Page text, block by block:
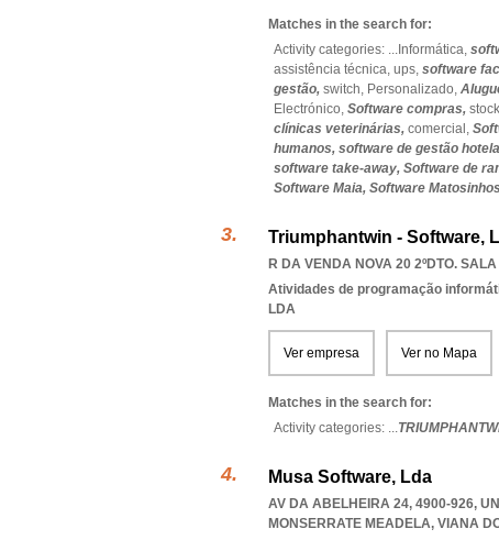
Matches in the search for:
Activity categories: ... Informática,
assistência técnica, ups, software
gestão, switch, Personalizado,
Electrónico, Software compras,
clínicas veterinárias, comercial,
humanos, software de gestão
software take-away, Software de
Software Maia, Software
Triumphantwin - Software,
R DA VENDA NOVA 20 2ºDTO.
Atividades de programação
LDA
Ver empresa Ver no Mapa
Matches in the search for:
Activity categories: ...
Musa Software, Lda
AV DA ABELHEIRA 24, 4900-926,
MONSERRATE MEADELA, VIANA